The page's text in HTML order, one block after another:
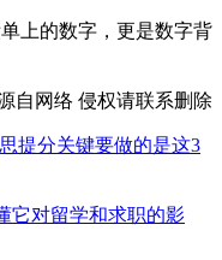
上的数字，更是数字背
自网络 侵权请联系删除
提分关键要做的是这3
它对留学和求职的影